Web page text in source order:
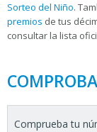
Sorteo del Niño.
premios de tus
consultar la lista
Comprueba tu